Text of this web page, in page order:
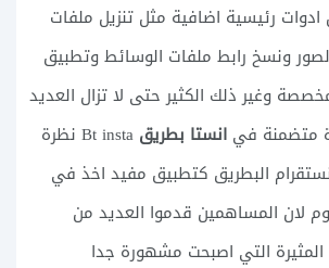
ادوات رئيسية اضافية مثل تنزيل ملفات
ونسخ رابط ملفات الوسائط وتطبيق
وغير ذلك الكثير حتى لا تزال العديد
متضمنة في انستا بطريق
Bt insta نظرة
البطريق كتطبيق مفيد اخذ في
لان المساهمين قدموا العديد من
المثيرة التي اصبحت مشهورة جدا